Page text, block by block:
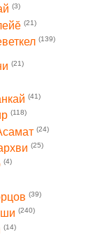
(3)
(21)
(139)
(21)
(41)
(118)
(24)
(25)
(4)
(39)
(240)
(14)